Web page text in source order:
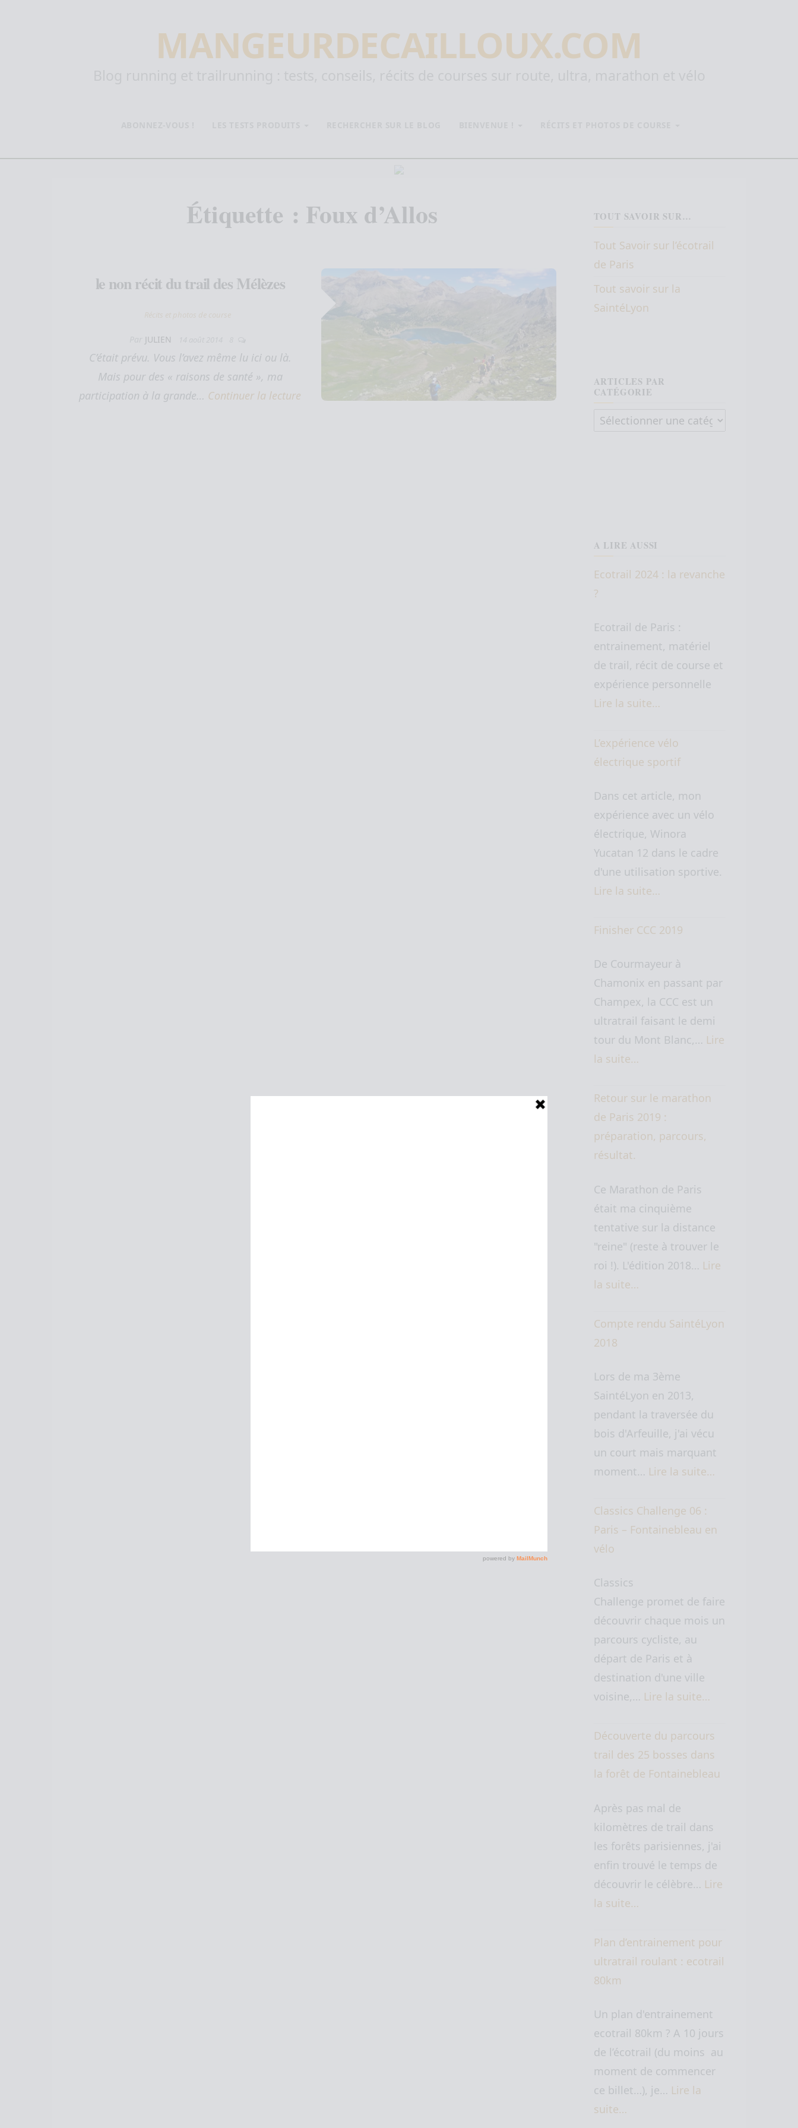
MANGEURDECAILLOUX.COM
Étiquette : Foux d’Allos
le non récit du trail des Mélèzes
Récits et photos de course
JULIEN
C’était prévu. Vous l’avez même lu ici ou là.
Mais pour des « raisons de santé », ma
participation à la grande… Continuer la lecture
TOUT SAVOIR SUR…
Tout Savoir sur l’écotrail
de Paris
Tout savoir sur la
SaintéLyon
ARTICLES PAR
CATÉGORIE
Articles par catégorie
A LIRE AUSSI
Ecotrail 2024 : la revanche
?
Ecotrail de Paris :
entrainement, matériel
de trail, récit de course et
expérience personnelle
Lire la suite…
L’expérience vélo
électrique sportif
Dans cet article, mon
expérience avec un vélo
électrique, Winora
Yucatan 12 dans le cadre
d'une utilisation sportive.
Lire la suite…
Finisher CCC 2019
De Courmayeur à
Chamonix en passant par
Champex, la CCC est un
ultratrail faisant le demi
tour du Mont Blanc,… Lire
la suite…
Retour sur le marathon
de Paris 2019 :
préparation, parcours,
résultat.
Ce Marathon de Paris
était ma cinquième
tentative sur la distance
"reine" (reste à trouver le
roi !). L'édition 2018… Lire
la suite…
Compte rendu SaintéLyon
2018
Lors de ma 3ème
SaintéLyon en 2013,
pendant la traversée du
bois d'Arfeuille, j'ai vécu
un court mais marquant
moment… Lire la suite…
Classics Challenge 06 :
Paris – Fontainebleau en
vélo
Classics
Challenge promet de faire
découvrir chaque mois un
parcours cycliste, au
départ de Paris et à
destination d'une ville
voisine,… Lire la suite…
Découverte du parcours
trail des 25 bosses dans
la forêt de Fontainebleau
Après pas mal de
kilomètres de trail dans
les forêts parisiennes, j'ai
enfin trouvé le temps de
découvrir le célèbre… Lire
la suite…
Plan d’entrainement pour
ultratrail roulant : ecotrail
80km
Un plan d'entrainement
ecotrail 80km ? A 10 jours
de l’écotrail (du moins au
moment de commencer
ce billet…), je… Lire la
suite…